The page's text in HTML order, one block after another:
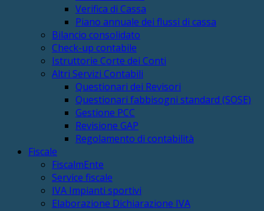
Verifica di Cassa
Piano annuale dei flussi di cassa
Bilancio consolidato
Check-up contabile
Istruttorie Corte dei Conti
Altri Servizi Contabili
Questionari dei Revisori
Questionari fabbisogni standard (SOSE)
Gestione PCC
Revisione GAP
Regolamento di contabilità
Fiscale
FiscalmEnte
Service fiscale
IVA Impianti sportivi
Elaborazione Dichiarazione IVA